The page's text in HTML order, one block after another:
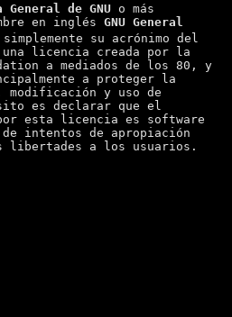
de GNUo más
en inglés GNU General
su acrónimo del
licencia creada por la
a mediados de los 80, y
a proteger la
y uso de
es declarar que el
esta licencia es software
intentos de apropiación
libertades a los usuarios.